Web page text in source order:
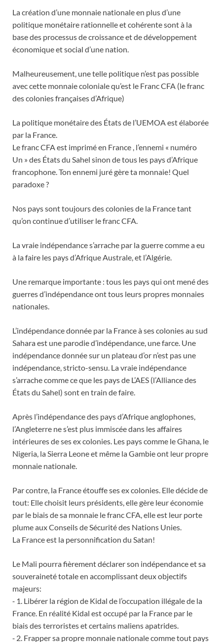
La création d’une monnaie nationale en plus d’une
politique monétaire rationnelle et cohérente sont à la
base des processus de croissance et de développement
économique et social d’une nation.
Malheureusement, une telle politique n’est pas possible
avec cette monnaie coloniale qu’est le Franc CFA (le franc
des colonies françaises d’Afrique)
La politique monétaire des États de l’UEMOA est élaborée
par la France.
Le franc CFA est imprimé en France , l’ennemi « numéro
Un » des États du Sahel sinon de tous les pays d’Afrique
francophone. Ton ennemi juré gère ta monnaie! Quel
paradoxe ?
Nos pays sont toujours des colonies de la France tant
qu’on continue d’utiliser le franc CFA.
La vraie indépendance s’arrache par la guerre comme a eu
à la faire les pays d’Afrique Australe, et l’Algérie.
Une remarque importante : tous les pays qui ont mené des
guerres d’indépendance ont tous leurs propres monnaies
nationales.
L’indépendance donnée par la France à ses colonies au sud
Sahara est une parodie d’indépendance, une farce. Une
indépendance donnée sur un plateau d’or n’est pas une
indépendance, stricto-sensu. La vraie indépendance
s’arrache comme ce que les pays de L’AES (l’Alliance des
États du Sahel) sont en train de faire.
Après l’indépendance des pays d’Afrique anglophones,
l’Angleterre ne s’est plus immiscée dans les affaires
intérieures de ses ex colonies. Les pays comme le Ghana, le
Nigeria, la Sierra Leone et même la Gambie ont leur propre
monnaie nationale.
Par contre, la France étouffe ses ex colonies. Elle décide de
tout: Elle choisit leurs présidents, elle gère leur économie
par le biais de sa monnaie le franc CFA, elle est leur porte
plume aux Conseils de Sécurité des Nations Unies.
La France est la personnification du Satan!
Le Mali pourra fièrement déclarer son indépendance et sa
souveraineté totale en accomplissant deux objectifs
majeurs:
⁃ 1. Libérer la région de Kidal de l’occupation illégale de la
France. En réalité Kidal est occupé par la France par le
biais des terroristes et certains maliens apatrides.
⁃ 2. Frapper sa propre monnaie nationale comme tout pays